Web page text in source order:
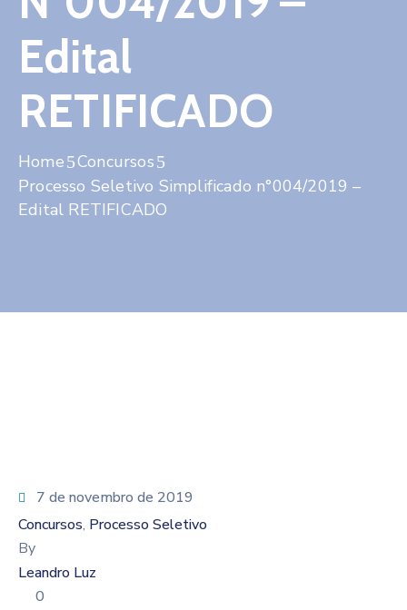
Edital
RETIFICADO
Home
Concursos
Processo Seletivo Simplificado n°004/2019 –
Edital RETIFICADO
7 de novembro de 2019
Concursos‚ Processo Seletivo
By
Leandro Luz
0